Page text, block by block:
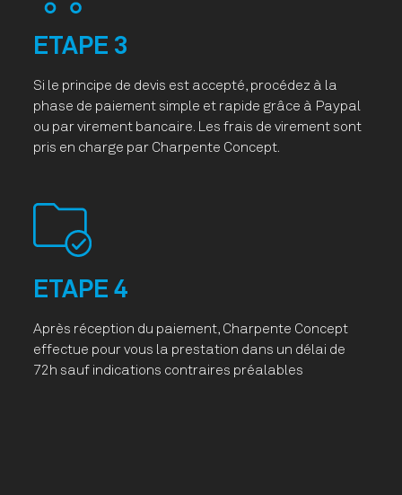
ETAPE 3
Si le principe de devis est accepté, procédez à la
phase de paiement simple et rapide grâce à Paypal
ou par virement bancaire. Les frais de virement sont
pris en charge par Charpente Concept.
ETAPE 4
Après réception du paiement, Charpente Concept
effectue pour vous la prestation dans un délai de
72h sauf indications contraires préalables